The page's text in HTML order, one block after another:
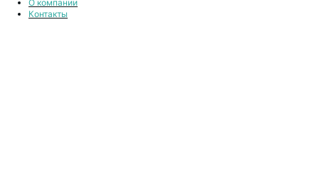
О компании
Контакты